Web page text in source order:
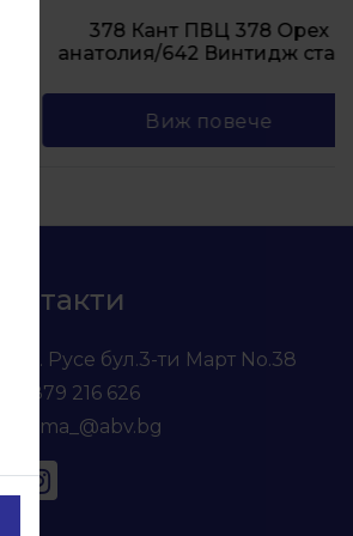
378 Кант ПВЦ 378 Орех
анатолия/642 Винтидж стайл
Виж повече
Контакти
гр. Русе бул.3-ти Март No.38
0879 216 626
voma_@abv.bg